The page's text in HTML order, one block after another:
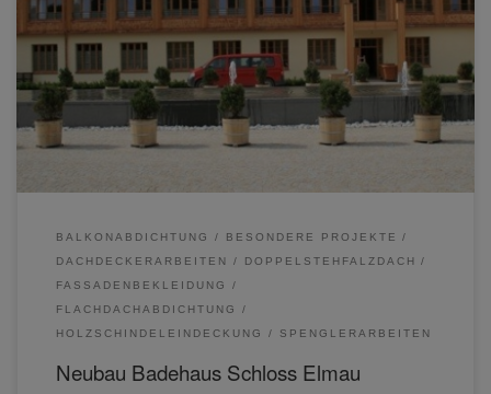
BALKONABDICHTUNG
BESONDERE PROJEKTE
DACHDECKERARBEITEN
DOPPELSTEHFALZDACH
FASSADENBEKLEIDUNG
FLACHDACHABDICHTUNG
HOLZSCHINDELEINDECKUNG
SPENGLERARBEITEN
Neubau Badehaus Schloss Elmau